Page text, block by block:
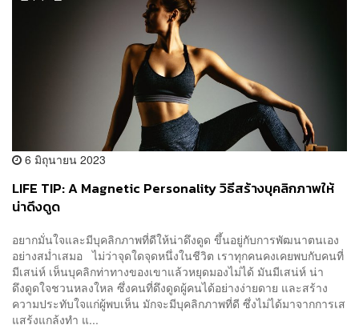
6 มิถุนายน 2023
LIFE TIP: A Magnetic Personality วิธีสร้างบุคลิกภาพให้
น่าดึงดูด
อยากมั่นใจและมีบุคลิกภาพที่ดีให้น่าดึงดูด ขึ้นอยู่กับการพัฒนาตนเอง
อย่างสม่ำเสมอ ไม่ว่าจุดใดจุดหนึ่งในชีวิต เราทุกคนคงเคยพบกับคนที่
มีเสน่ห์ เห็นบุคลิกท่าทางของเขาแล้วหยุดมองไม่ได้ มันมีเสน่ห์ น่า
ดึงดูดใจชวนหลงใหล ซึ่งคนที่ดึงดูดผู้คนได้อย่างง่ายดาย และสร้าง
ความประทับใจแก่ผู้พบเห็น มักจะมีบุคลิกภาพที่ดี ซึ่งไม่ได้มาจากการเส
แสร้งแกล้งทำ แ...